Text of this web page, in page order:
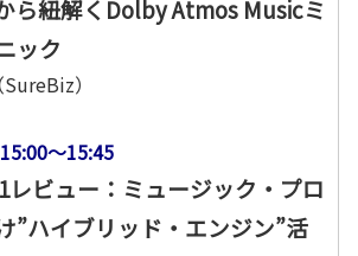
ら紐解くDolby Atmos Musicミ
ック
）
～15:45
レビュー：ミュージック・プロ
”ハイブリッド・エンジン”活